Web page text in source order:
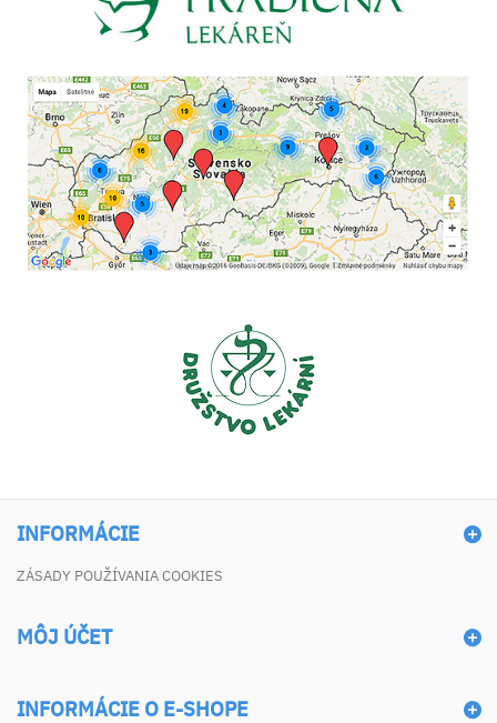
INFORMÁCIE
ZÁSADY POUŽÍVANIA COOKIES
MÔJ ÚČET
INFORMÁCIE O E-SHOPE